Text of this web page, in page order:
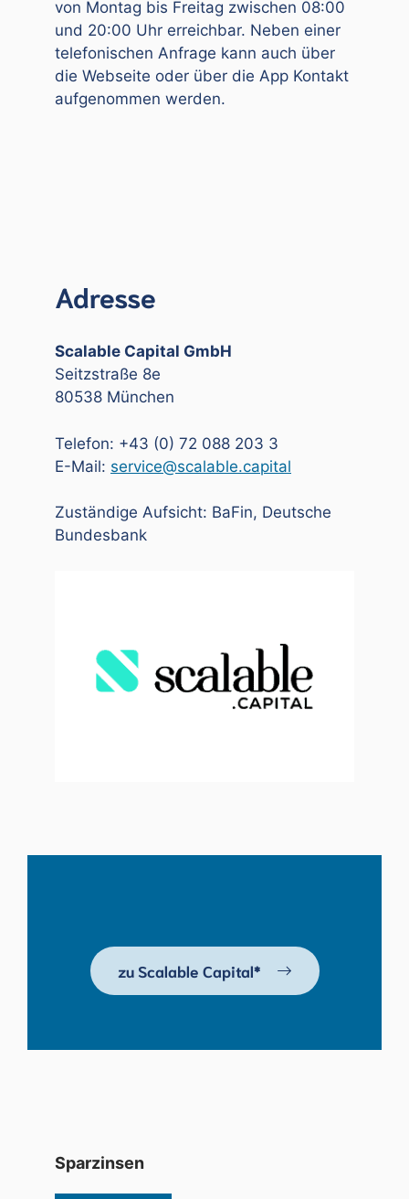
von Montag bis Freitag zwischen 08:00
und 20:00 Uhr erreichbar. Neben einer
telefonischen Anfrage kann auch über
die Webseite oder über die App Kontakt
aufgenommen werden.
Adresse
Scalable Capital GmbH
Seitzstraße 8e
80538 München
Telefon: +43 (0) 72 088 203 3
E-Mail: service@scalable.capital
Zuständige Aufsicht: BaFin, Deutsche
Bundesbank
zu Scalable Capital*
Sparzinsen